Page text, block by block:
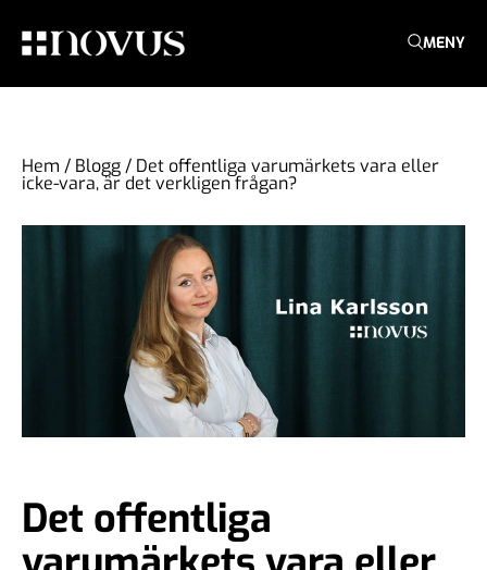
MENY
Hem / Blogg/ Det offentliga varumärkets vara eller
icke-vara, är det verkligen frågan?
Det offentliga